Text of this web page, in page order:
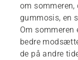
om sommeren,
gummosis, en
Om
bedre
de på andre